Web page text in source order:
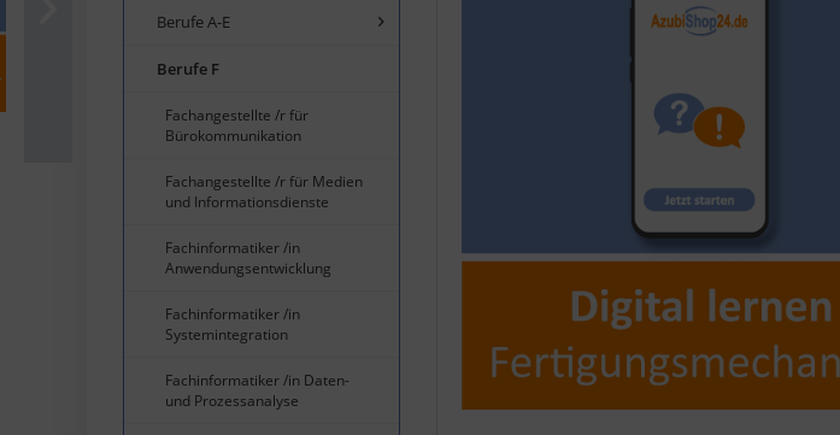
Berufe A-E
Berufe F
Fachangestellte /r für
Bürokommunikation
Fachangestellte /r für Medien
und Informationsdienste
Fachinformatiker /in
Anwendungsentwicklung
Fachinformatiker /in
Systemintegration
Fachinformatiker /in Daten-
und Prozessanalyse